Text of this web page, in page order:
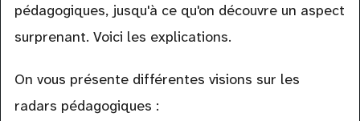
pédagogiques, jusqu'à ce qu'on découvre un aspect
surprenant. Voici les explications.
On vous présente différentes visions sur les
radars pédagogiques :